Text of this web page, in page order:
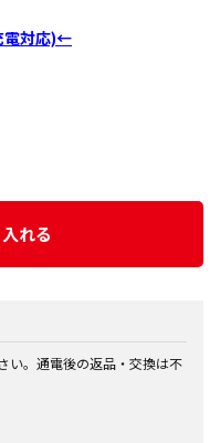
電対応)←
れる
い。通電後の返品・交換は不